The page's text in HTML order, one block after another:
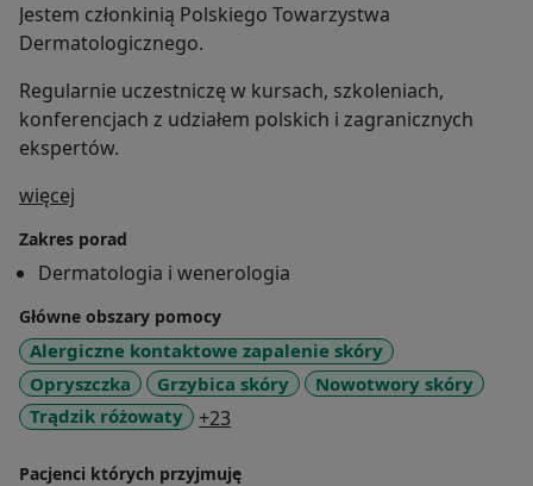
Jestem członkinią Polskiego Towarzystwa
Dermatologicznego.
Regularnie uczestniczę w kursach, szkoleniach,
konferencjach z udziałem polskich i zagranicznych
ekspertów.
więcej
Zakres porad
Dermatologia i wenerologia
Główne obszary pomocy
Alergiczne kontaktowe zapalenie skóry
Opryszczka
Grzybica skóry
Nowotwory skóry
Trądzik różowaty
+23
Pacjenci których przyjmuję